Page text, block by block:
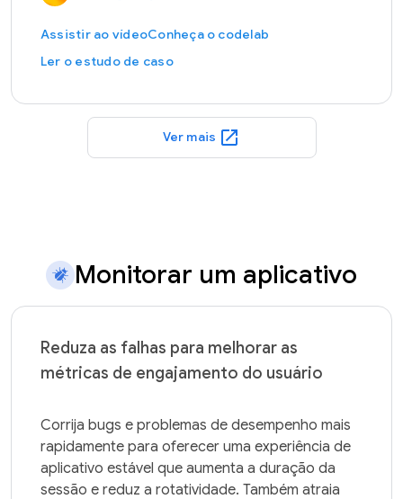
Assistir ao vídeoConheça o codelab
Ler o estudo de caso
Ver mais open_in_new
Monitorar um aplicativo
Reduza as falhas para melhorar as
métricas de engajamento do usuário
Corrija bugs e problemas de desempenho mais
rapidamente para oferecer uma experiência de
aplicativo estável que aumenta a duração da
sessão e reduz a rotatividade. Também atraia